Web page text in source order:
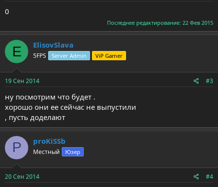
0
Последнее редактирование: 22 Фев 2015
E ElisovSlava
5FPS Server Admin ViP Gamer
19 Сен 2014 #3
ну посмотрим что будет .
хорошо они ее сейчас не выпустили
, пусть доделают
P proKiSSb
Местный Юзер
20 Сен 2014 #4